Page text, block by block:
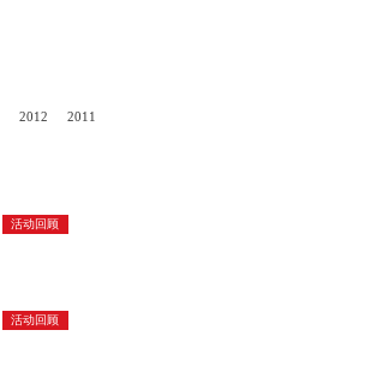
2012
2011
活动回顾
活动回顾